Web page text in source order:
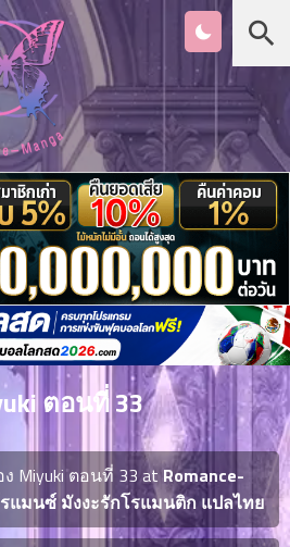
ตอนที่ 33
Miyuki ตอนที่ 33 at Romance-
แมนซ์ มังงะรักโรแมนติก แปลไทย